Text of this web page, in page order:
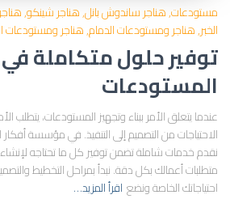
مستودعات هناجر ساندوش بانل هناجر شينكو
الخبر هناجر ومستودعات الدمام هناجر ومستودعات
توفير حلول متكاملة في
المستودعات
عندما يتعلق الأمر ببناء وتجهيز المستودعات، يتطلب
الاحتياجات من التصميم إلى التنفيذ. في مؤسسة أفكار
نقدم خدمات شاملة تضمن توفير كل ما تحتاجه
متطلبات أعمالك بكل دقة. نبدأ بمراحل التخطيط
احتياجاتك الخاصة ونضع اقرأ المزيد…